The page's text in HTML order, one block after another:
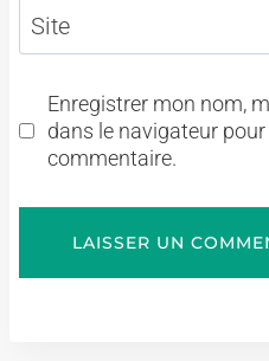
Site
Enregistrer mon nom,
dans le navigateur
commentaire.